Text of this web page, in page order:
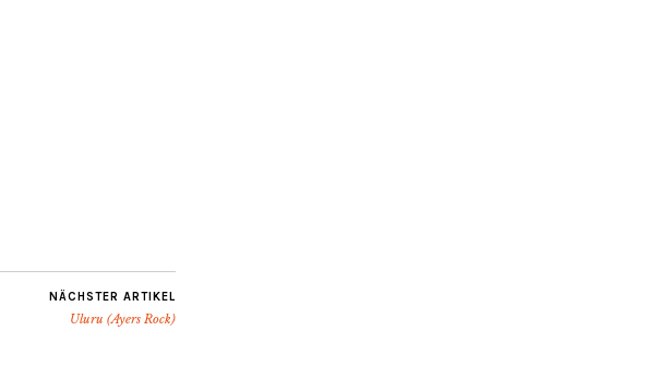
NÄCHSTER ARTIKEL
Uluru (Ayers Rock)